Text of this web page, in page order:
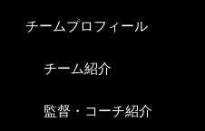
チームプロフィール
チーム紹介
監督・コーチ紹介